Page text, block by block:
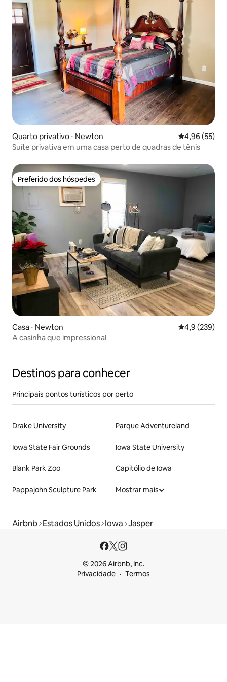
Quarto privativo ⋅ Newton 4,96 de uma
4,96 (55)
Suíte privativa em uma casa perto de quadras de tênis
Preferido dos hóspedes
Preferido dos hóspedes
Casa ⋅ Newton 4,9 de uma
4,9 (239)
A casinha que impressiona!
Destinos para conhecer
Principais pontos turísticos por perto
Drake University Parque Adventureland
Iowa State Fair Grounds Iowa State University
Blank Park Zoo Capitólio de Iowa
Pappajohn Sculpture Park Mostrar mais
Airbnb Estados Unidos Iowa Jasper
© 2026 Airbnb, Inc.
Privacidade
Termos